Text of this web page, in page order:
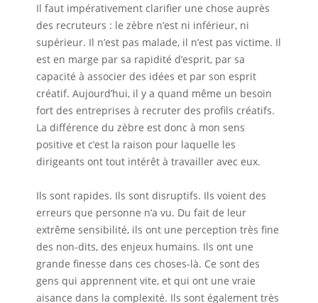
Il faut impérativement clarifier une chose auprès
des recruteurs : le zèbre n’est ni inférieur, ni
supérieur. Il n’est pas malade, il n’est pas victime. Il
est en marge par sa rapidité d’esprit, par sa
capacité à associer des idées et par son esprit
créatif. Aujourd’hui, il y a quand même un besoin
fort des entreprises à recruter des profils créatifs.
La différence du zèbre est donc à mon sens
positive et c’est la raison pour laquelle les
dirigeants ont tout intérêt à travailler avec eux.
Ils sont rapides. Ils sont disruptifs. Ils voient des
erreurs que personne n’a vu. Du fait de leur
extrême sensibilité, ils ont une perception très fine
des non-dits, des enjeux humains. Ils ont une
grande finesse dans ces choses-là. Ce sont des
gens qui apprennent vite, et qui ont une vraie
aisance dans la complexité. Ils sont également très